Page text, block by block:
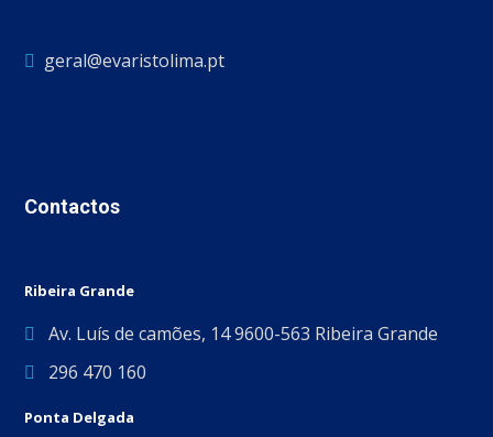
geral@evaristolima.pt
Contactos
Ribeira Grande
Av. Luís de camões, 14 9600-563 Ribeira Grande
296 470 160
Ponta Delgada